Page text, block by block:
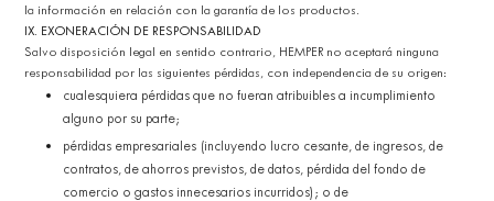
la información en relación con la garantía de los productos.
IX. EXONERACIÓN DE RESPONSABILIDAD
Salvo disposición legal en sentido contrario, HEMPER no aceptará ninguna
responsabilidad por las siguientes pérdidas, con independencia de su origen:
cualesquiera pérdidas que no fueran atribuibles a incumplimiento
alguno por su parte;
pérdidas empresariales (incluyendo lucro cesante, de ingresos, de
contratos, de ahorros previstos, de datos, pérdida del fondo de
comercio o gastos innecesarios incurridos); o de